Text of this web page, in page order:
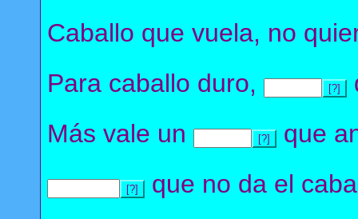
Caballo que vuela, no
Para caballo duro,
[?]
Más vale un
[?] que
[?]
que no da el